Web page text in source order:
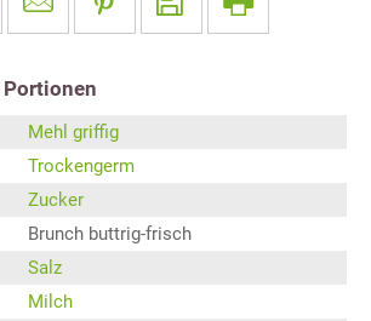
Portionen
Mehl griffig
Trockengerm
Zucker
Brunch buttrig-frisch
Salz
Milch